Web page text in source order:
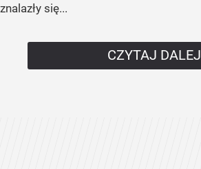
znalazły się...
CZYTAJ DALEJ